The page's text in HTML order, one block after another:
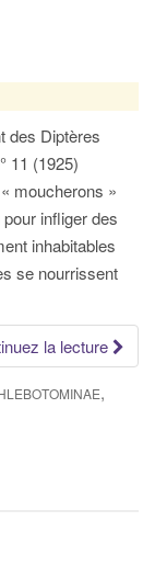
des Diptères
11 (1925)
moucherons »
infliger des
inhabitables
se nourrissent
la lecture
,